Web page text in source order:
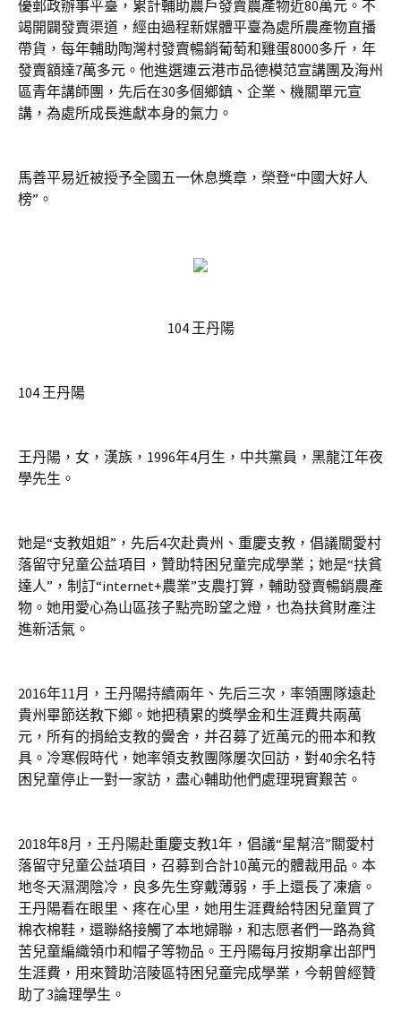
優郵政辦事平臺，累計輔助農戶發賣農產物近80萬元。不
竭開闢發賣渠道，經由過程新媒體平臺為處所農產物直播
帶貨，每年輔助陶灣村發賣暢銷葡萄和雞蛋8000多斤，年
發賣額達7萬多元。他進選連云港市品德模范宣講團及海州
區青年講師團，先后在30多個鄉鎮、企業、機關單元宣
講，為處所成長進獻本身的氣力。
馬善平易近被授予全國五一休息獎章，榮登“中國大好人
榜”。
104 王丹陽
104 王丹陽
王丹陽，女，漢族，1996年4月生，中共黨員，黑龍江年夜
學先生。
她是“支教姐姐”，先后4次赴貴州、重慶支教，倡議關愛村
落留守兒童公益項目，贊助特困兒童完成學業；她是“扶貧
達人”，制訂“internet+農業”支農打算，輔助發賣暢銷農產
物。她用愛心為山區孩子點亮盼望之燈，也為扶貧財產注
進新活氣。
2016年11月，王丹陽持續兩年、先后三次，率領團隊遠赴
貴州畢節送教下鄉。她把積累的獎學金和生涯費共兩萬
元，所有的捐給支教的黌舍，并召募了近萬元的冊本和教
具。冷寒假時代，她率領支教團隊屢次回訪，對40余名特
困兒童停止一對一家訪，盡心輔助他們處理現實艱苦。
2018年8月，王丹陽赴重慶支教1年，倡議“星幫涪”關愛村
落留守兒童公益項目，召募到合計10萬元的體裁用品。本
地冬天濕潤陰冷，良多先生穿戴薄弱，手上還長了凍瘡。
王丹陽看在眼里、疼在心里，她用生涯費給特困兒童買了
棉衣棉鞋，還聯絡接觸了本地婦聯，和志愿者們一路為貧
苦兒童編織領巾和帽子等物品。王丹陽每月按期拿出部門
生涯費，用來贊助涪陵區特困兒童完成學業，今朝曾經贊
助了3論理學生。